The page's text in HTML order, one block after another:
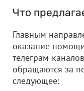
Что
Главным
оказание
телеграм-
обращаются за
следующее: